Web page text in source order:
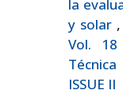
la
y solar ,
Vol.
ISSUE II